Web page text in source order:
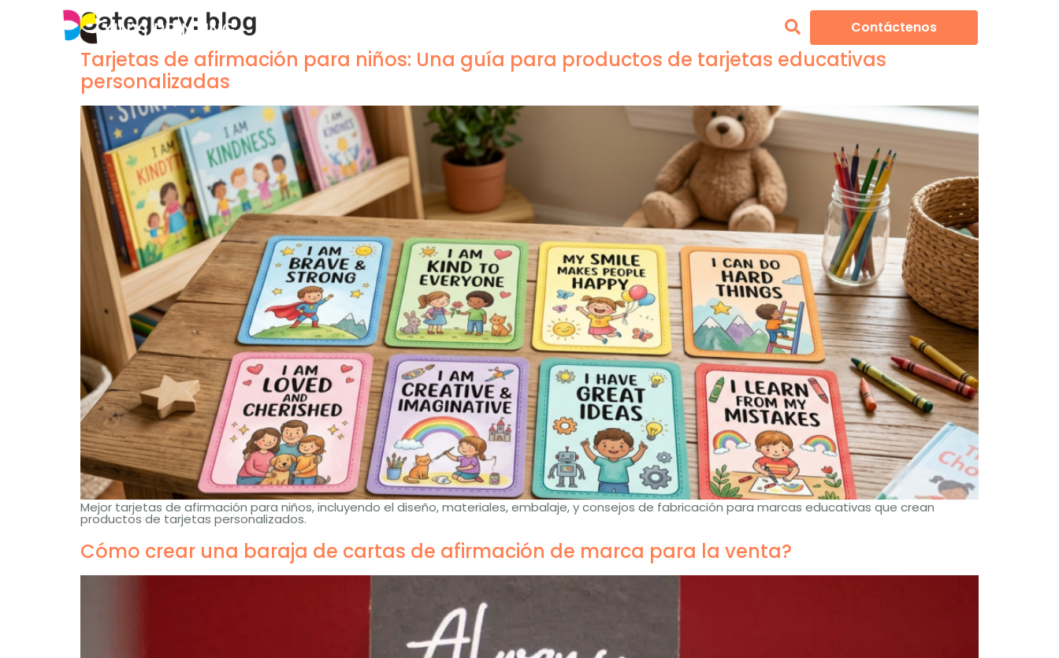
Contáctenos
Category: blog
Tarjetas de afirmación para niños: Una guía para productos de tarjetas educativas
personalizadas
Mejor tarjetas de afirmación para niños, incluyendo el diseño, materiales, embalaje, y consejos de fabricación para marcas educativas que crean
productos de tarjetas personalizados.
Cómo crear una baraja de cartas de afirmación de marca para la venta?